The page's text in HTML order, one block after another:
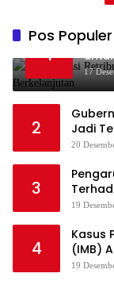
Pos Populer
1
17
2
Jadi
20
3
Jambi
19
4
Kasus
(IMB)
19